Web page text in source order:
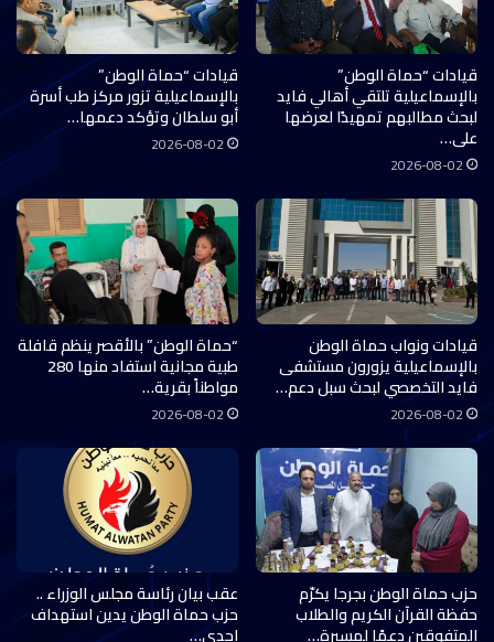
قيادات “حماة الوطن”
بالإسماعيلية تلتقي أهالي فايد
لبحث مطالبهم تمهيدًا لعرضها
على…
2026-08-02
قيادات “حماة الوطن”
بالإسماعيلية تزور مركز طب أسرة
أبو سلطان وتؤكد دعمها…
2026-08-02
قيادات ونواب حماة الوطن
بالإسماعيلية يزورون مستشفى
فايد التخصصي لبحث سبل دعم…
2026-08-02
“حماة الوطن” بالأقصر ينظم قافلة
طبية مجانية استفاد منها 280
مواطناً بقرية…
2026-08-02
حزب حماة الوطن بجرجا يكرّم
حفظة القرآن الكريم والطلاب
المتفوقين دعمًا لمسيرة…
عقب بيان رئاسة مجلس الوزراء ..
حزب حماة الوطن يدين استهداف
إحدى…